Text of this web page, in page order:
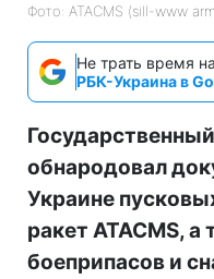
Фото: ATACMS (sill-www
Не трать время
РБК-Украина в
обнародовал
Украине
ракет ATACMS,
боеприпасов и